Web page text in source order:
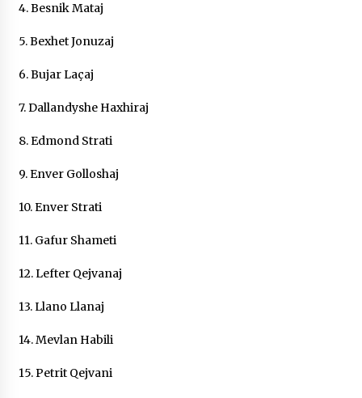
Mbi kockat e martirëve ngrihet Atdheu
17/10/2025
14/10/2025
Faksimilet e një 83 vjetori lufte: Çfarë shkruan
Selami.
RINDËRTIMIN E VENDIT – NGA ÇIZE XHAFERAJ
KALLARATIN SI MËSUES I MATEMATIKËS, POR
EDHE SI NJË BANOR I PËRKOHSHËM I TIJ”
12/09/2025
Gazeta Kallarati nr. 114
4. Besnik Mataj
5. Bexhet Jonuzaj
6. Bujar Laçaj
7. Dallandyshe Haxhiraj
8. Edmond Strati
9. Enver Golloshaj
10. Enver Strati
11. Gafur Shameti
12. Lefter Qejvanaj
13. Llano Llanaj
14. Mevlan Habili
15. Petrit Qejvani